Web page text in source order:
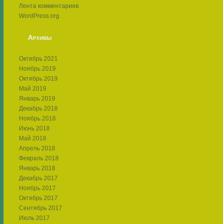
Лента комментариев
WordPress.org
Архивы
Октябрь 2021
Ноябрь 2019
Октябрь 2019
Май 2019
Январь 2019
Декабрь 2018
Ноябрь 2018
Июнь 2018
Май 2018
Апрель 2018
Февраль 2018
Январь 2018
Декабрь 2017
Ноябрь 2017
Октябрь 2017
Сентябрь 2017
Июль 2017